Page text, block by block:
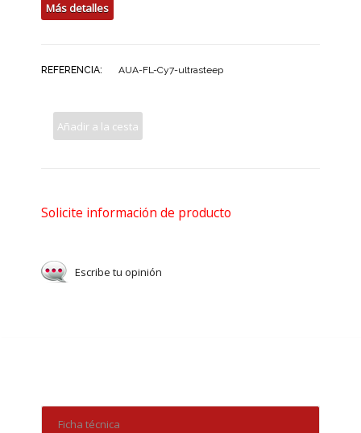
Más detalles
REFERENCIA: AUA-FL-Cy7-ultrasteep
Añadir a la cesta
Solicite información de producto
Escribe tu opinión
Ficha técnica